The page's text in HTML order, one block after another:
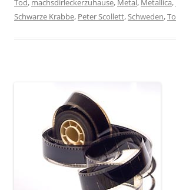
Tod, machsdirleckerzuhause, Metal , Metallica,
Schwarze Krabbe, Peter Scollett,Schweden,